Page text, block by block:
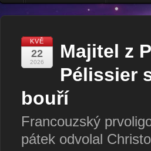
KVĚ
22
2026
Majitel z
Pélissier
bouří
Francouzský
pátek odvolal